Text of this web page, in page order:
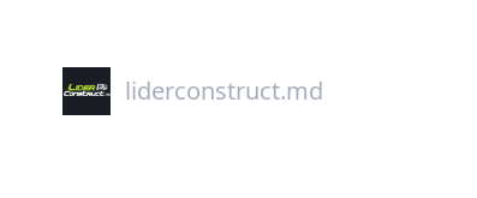
liderconstruct.md